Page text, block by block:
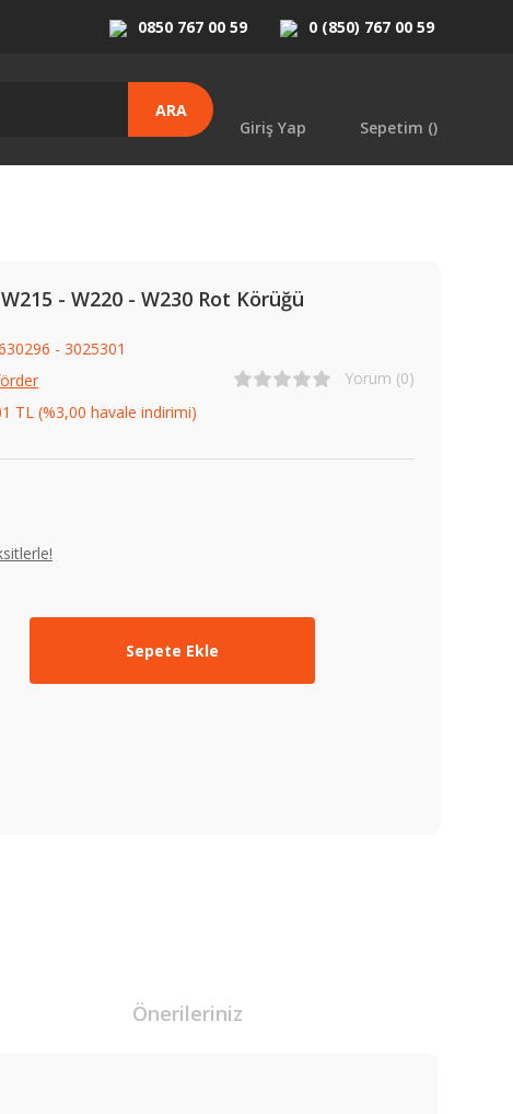
0850 767 00 59 0 (850) 767 00 59
ARA
Giriş Yap
Sepetim ()
- W220 - W230 Rot Körüğü
- 3025301
TL (%3,00 havale indirimi)
Yorum (0)
Sepete Ekle
Önerileriniz